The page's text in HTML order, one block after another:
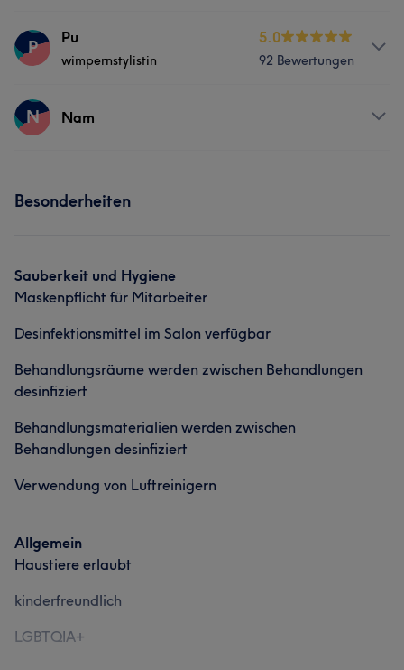
Services
Was unsere Kunden über Le sagen
Freundlich 9
P Pu
wimpernstylistin
5.0
92 Bewertungen
Services
Was unsere Kunden über Pu sagen
N Nam
Besonderheiten
Sauberkeit und Hygiene
Maskenpflicht für Mitarbeiter
Desinfektionsmittel im Salon verfügbar
Behandlungsräume werden zwischen Behandlungen
desinfiziert
Behandlungsmaterialien werden zwischen
Behandlungen desinfiziert
Verwendung von Luftreinigern
Allgemein
Haustiere erlaubt
kinderfreundlich
LGBTQIA+